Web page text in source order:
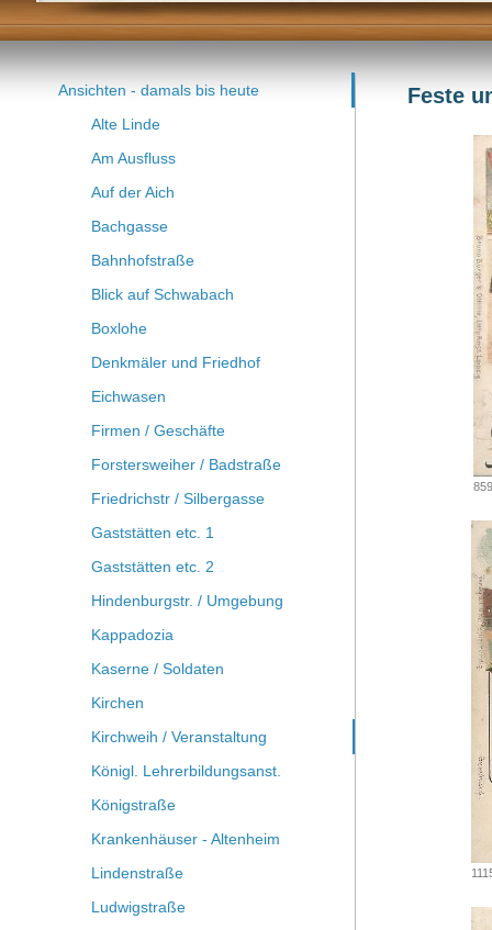
Feste
Ansichten - damals bis heute
Alte Linde
Am Ausfluss
Auf der Aich
Bachgasse
Bahnhofstraße
Blick auf Schwabach
Boxlohe
Denkmäler und Friedhof
Eichwasen
Firmen / Geschäfte
Forstersweiher / Badstraße
Friedrichstr / Silbergasse
Gaststätten etc. 1
Gaststätten etc. 2
Hindenburgstr. / Umgebung
Kappadozia
Kaserne / Soldaten
Kirchen
Kirchweih / Veranstaltung
Königl. Lehrerbildungsanst.
Königstraße
Krankenhäuser - Altenheim
Lindenstraße
Ludwigstraße